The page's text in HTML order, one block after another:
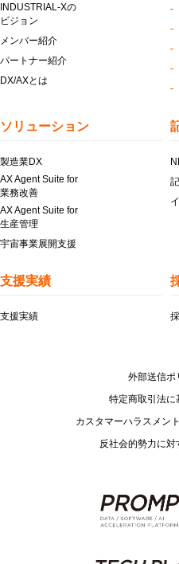
INDUSTRIAL-Xの
ビジョン
メンバー紹介
パートナー紹介
DX/AXとは
ソリューション
製造業DX
AX Agent Suite for
業務改善
AX Agent Suite for
生産管理
宇宙事業展開支援
支援実績
支援実績
外部送信ポ
特定商取引法に
カスタマーハラスメン
反社会的勢力に